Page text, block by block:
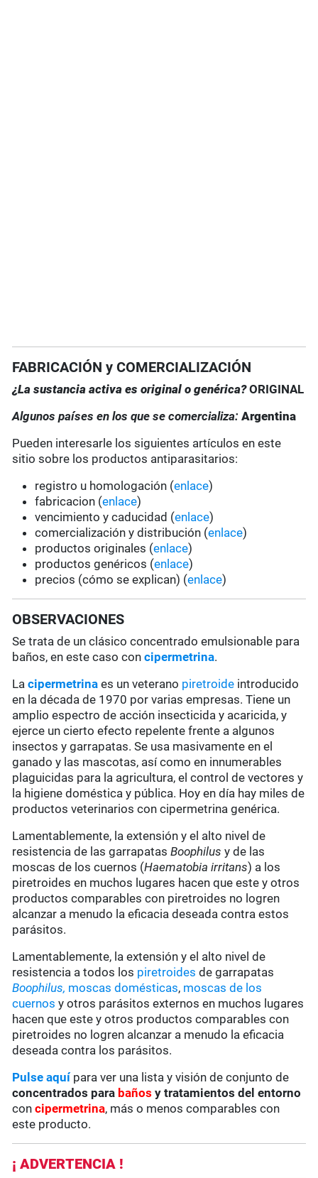
FABRICACIÓN y COMERCIALIZACIÓN
¿La sustancia activa es original o genérica?ORIGINAL
Algunos países en los que se comercializa:Argentina
Pueden interesarle los siguientes artículos en este
sitio sobre los productos antiparasitarios:
registro u homologación (enlace)
fabricacion (enlace)
vencimiento y caducidad (enlace)
comercialización y distribución (enlace)
productos originales (enlace)
productos genéricos (enlace)
precios (cómo se explican) (enlace)
OBSERVACIONES
Se trata de un clásico concentrado emulsionable para
baños, en este caso concipermetrina.
Lacipermetrinaes un veterano piretroide introducido
en la década de 1970 por varias empresas. Tiene un
amplio espectro de acción insecticida y acaricida, y
ejerce un cierto efecto repelente frente a algunos
insectos y garrapatas. Se usa masivamente en el
ganado y las mascotas, así como en innumerables
plaguicidas para la agricultura, el control de vectores y
la higiene doméstica y pública. Hoy en día hay miles de
productos veterinarios con cipermetrina genérica.
Lamentablemente, la extensión y el alto nivel de
resistencia de las garrapatasBoophilus y de las
moscas de los cuernos (Haematobia irritans) a los
piretroides en muchos lugares hacen que este y otros
productos comparables con piretroides no logren
alcanzar a menudo la eficacia deseada contra estos
parásitos.
Lamentablemente, la extensión y el alto nivel de
resistencia a todos los piretroides de garrapatas
Boophilus, moscas domésticas, moscas de los
cuernos y otros parásitos externos en muchos lugares
hacen que este y otros productos comparables con
piretroides no logren alcanzar a menudo la eficacia
deseada contra los parásitos.
Pulse aquí para ver una lista y visión de conjunto de
concentrados para baños y tratamientos del entorno
concipermetrina, más o menos comparables con
este producto.
¡ ADVERTENCIA !